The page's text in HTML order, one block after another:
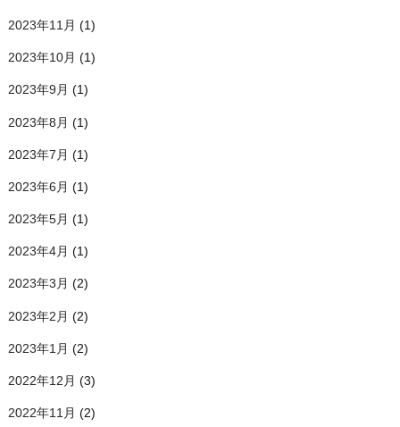
2023年11月 (1)
2023年10月 (1)
2023年9月 (1)
2023年8月 (1)
2023年7月 (1)
2023年6月 (1)
2023年5月 (1)
2023年4月 (1)
2023年3月 (2)
2023年2月 (2)
2023年1月 (2)
2022年12月 (3)
2022年11月 (2)